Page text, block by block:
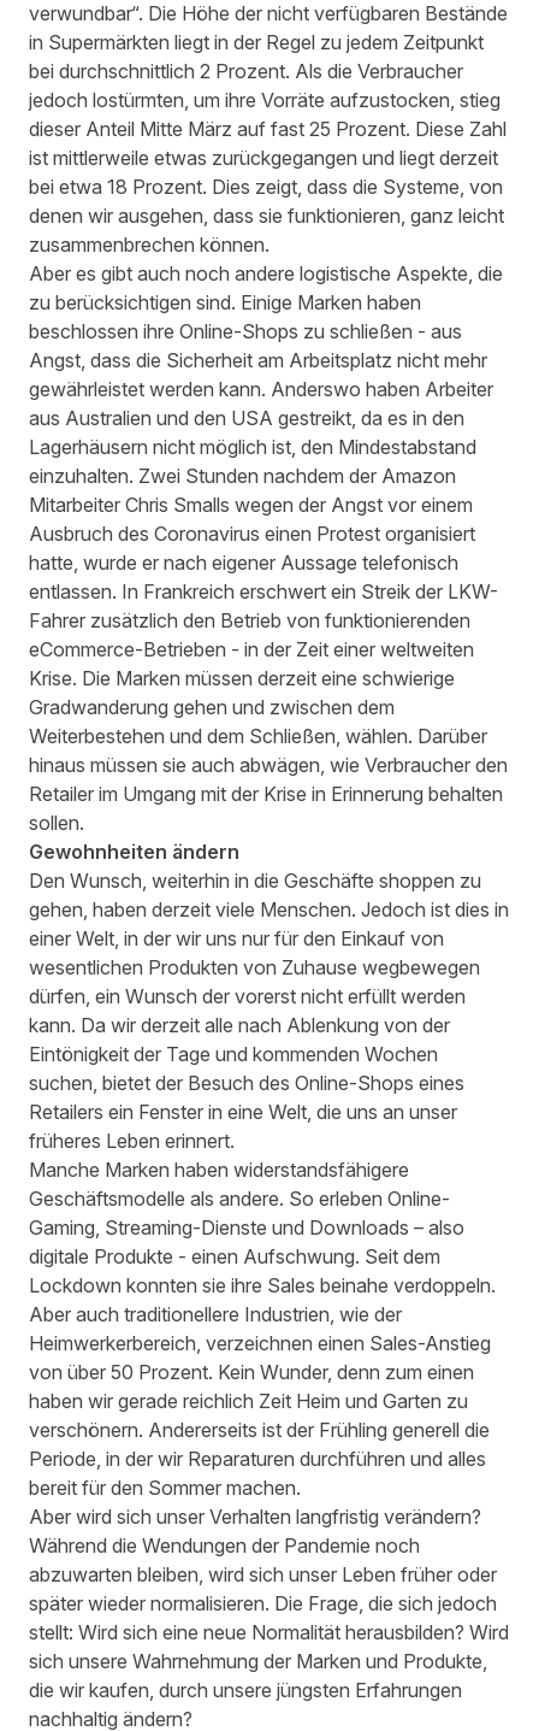
verwundbar“. Die Höhe der nicht verfügbaren Bestände
in Supermärkten liegt in der Regel zu jedem Zeitpunkt
bei durchschnittlich 2 Prozent. Als die Verbraucher
jedoch lostürmten, um ihre Vorräte aufzustocken, stieg
dieser Anteil Mitte März auf fast 25 Prozent. Diese Zahl
ist mittlerweile etwas zurückgegangen und liegt derzeit
bei etwa 18 Prozent. Dies zeigt, dass die Systeme, von
denen wir ausgehen, dass sie funktionieren, ganz leicht
zusammenbrechen können.
Aber es gibt auch noch andere logistische Aspekte, die
zu berücksichtigen sind. Einige Marken haben
beschlossen ihre Online-Shops zu schließen - aus
Angst, dass die Sicherheit am Arbeitsplatz nicht mehr
gewährleistet werden kann. Anderswo haben Arbeiter
aus Australien und den USA gestreikt, da es in den
Lagerhäusern nicht möglich ist, den Mindestabstand
einzuhalten. Zwei Stunden nachdem der Amazon
Mitarbeiter Chris Smalls wegen der Angst vor einem
Ausbruch des Coronavirus einen Protest organisiert
hatte, wurde er nach eigener Aussage telefonisch
entlassen. In Frankreich erschwert ein Streik der LKW-
Fahrer zusätzlich den Betrieb von funktionierenden
eCommerce-Betrieben - in der Zeit einer weltweiten
Krise. Die Marken müssen derzeit eine schwierige
Gradwanderung gehen und zwischen dem
Weiterbestehen und dem Schließen, wählen. Darüber
hinaus müssen sie auch abwägen, wie Verbraucher den
Retailer im Umgang mit der Krise in Erinnerung behalten
sollen.
Gewohnheiten ändern
Den Wunsch, weiterhin in die Geschäfte shoppen zu
gehen, haben derzeit viele Menschen. Jedoch ist dies in
einer Welt, in der wir uns nur für den Einkauf von
wesentlichen Produkten von Zuhause wegbewegen
dürfen, ein Wunsch der vorerst nicht erfüllt werden
kann. Da wir derzeit alle nach Ablenkung von der
Eintönigkeit der Tage und kommenden Wochen
suchen, bietet der Besuch des Online-Shops eines
Retailers ein Fenster in eine Welt, die uns an unser
früheres Leben erinnert.
Manche Marken haben widerstandsfähigere
Geschäftsmodelle als andere. So erleben Online-
Gaming, Streaming-Dienste und Downloads – also
digitale Produkte - einen Aufschwung. Seit dem
Lockdown konnten sie ihre Sales beinahe verdoppeln.
Aber auch traditionellere Industrien, wie der
Heimwerkerbereich, verzeichnen einen Sales-Anstieg
von über 50 Prozent. Kein Wunder, denn zum einen
haben wir gerade reichlich Zeit Heim und Garten zu
verschönern. Andererseits ist der Frühling generell die
Periode, in der wir Reparaturen durchführen und alles
bereit für den Sommer machen.
Aber wird sich unser Verhalten langfristig verändern?
Während die Wendungen der Pandemie noch
abzuwarten bleiben, wird sich unser Leben früher oder
später wieder normalisieren. Die Frage, die sich jedoch
stellt: Wird sich eine neue Normalität herausbilden? Wird
sich unsere Wahrnehmung der Marken und Produkte,
die wir kaufen, durch unsere jüngsten Erfahrungen
nachhaltig ändern?